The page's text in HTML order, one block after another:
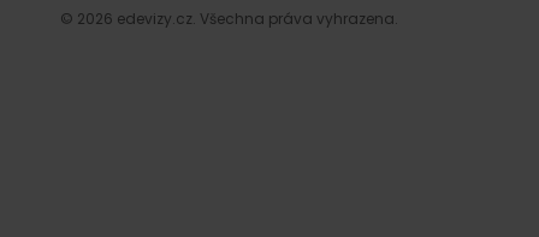
© 2026 edevizy.cz. Všechna práva vyhrazena.